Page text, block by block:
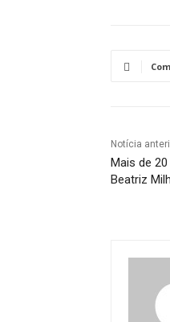
Notícia
Mais de
Beatriz